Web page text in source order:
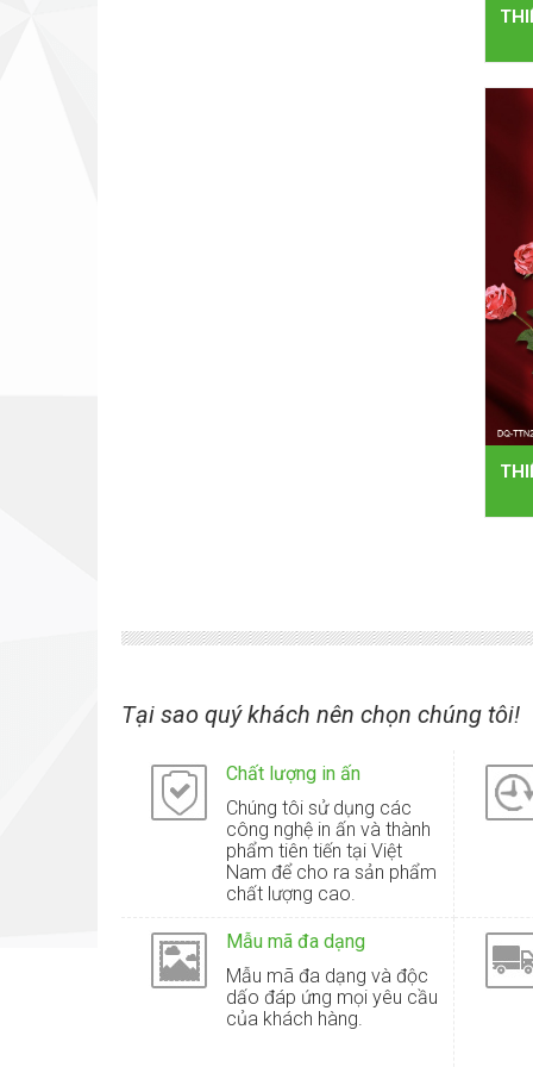
Tại sao quý khách nên chọn chúng tôi!
Chất lượng in ấn
Chúng tôi sử dụng các
công nghệ in ấn và thành
phẩm tiên tiến tại Việt
Nam để cho ra sản phẩm
chất lượng cao.
Mẫu mã đa dạng
Mẫu mã đa dạng và độc
dấo đáp ứng mọi yêu cầu
của khách hàng.